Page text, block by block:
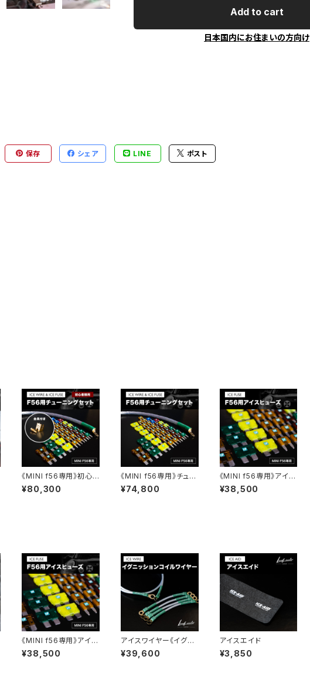
Add to cart
日本国内にお住まいの方向け
保存 シェア LINE ポスト
《MINI f56専用》初心
者様用チューニングフル
セット(アイスワイヤー・
¥80,300
《MINI f56専用》チュー
ニングフルセット(アイス
ワイヤー・アイスヒュー
¥74,800
《MINI f56専用》アイス
ヒューズ
¥38,500
《MINI f56専用》アイス
ヒューズ
¥38,500
アイスワイヤー《イグニ
ッションコイル用》
¥39,600
アイスエイド
¥3,850